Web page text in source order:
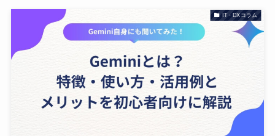
IT・DXコラム